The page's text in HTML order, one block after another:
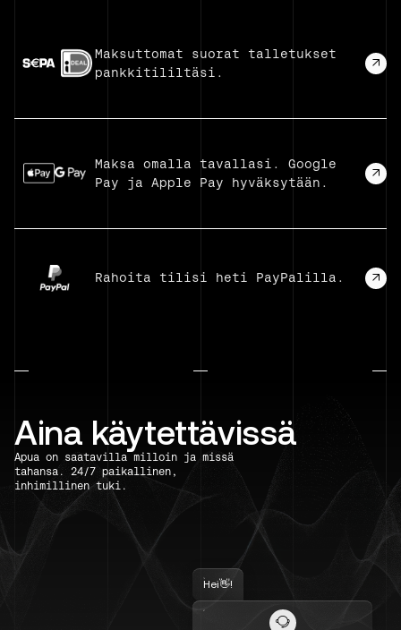
Maksuttomat suorat talletukset
pankkitililtäsi.
Maksa omalla tavallasi. Google
Pay ja Apple Pay hyväksytään.
Rahoita tilisi heti PayPalilla.
Aina käytettävissä
Apua on saatavilla milloin ja missä
tahansa. 24/7 paikallinen,
inhimillinen tuki.
Hei👋!